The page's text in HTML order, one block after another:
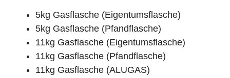
5kg Gasflasche (Eigentumsflasche)
5kg Gasflasche (Pfandflasche)
11kg Gasflasche (Eigentumsflasche)
11kg Gasflasche (Pfandflasche)
11kg Gasflasche (ALUGAS)